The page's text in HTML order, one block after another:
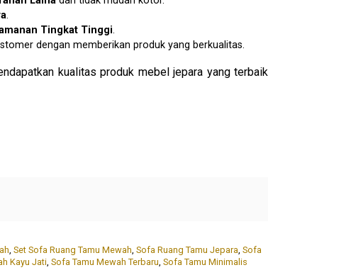
.
Tingkat Tinggi.
dengan memberikan produk yang berkualitas.
kualitas produk mebel jepara yang terbaik
Set Sofa Ruang Tamu Mewah Sofa Ruang Tamu Jepara Sofa
Kayu Jati Sofa Tamu Mewah Terbaru Sofa Tamu Minimalis